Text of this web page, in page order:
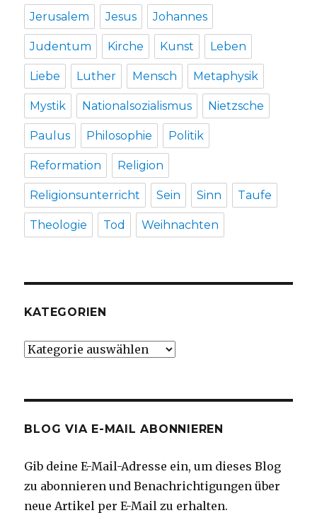
Jerusalem Jesus Johannes
Judentum Kirche Kunst Leben
Liebe Luther Mensch Metaphysik
Mystik Nationalsozialismus Nietzsche
Paulus Philosophie Politik
Reformation Religion
Religionsunterricht Sein Sinn Taufe
Theologie Tod Weihnachten
KATEGORIEN
Kategorien
BLOG VIA E-MAIL ABONNIEREN
Gib deine E-Mail-Adresse ein, um dieses Blog
zu abonnieren und Benachrichtigungen über
neue Artikel per E-Mail zu erhalten.